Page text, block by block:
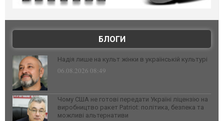
БЛОГИ
Надія лише на культ жінки в українській культурі
06.08.2026 08:49
Чому США не готові передати Україні ліцензію на
виробництво ракет Patriot: політика, безпека та
можливі альтернативи